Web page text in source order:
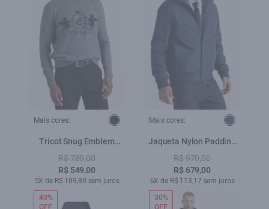
Mais cores:
Tricot Snug Emblem
Sweater Cinza Medio
R$ 789,00
R$ 549,00
5X de R$ 109,80 sem juros
Mais cores:
Jaqueta Nylon Padding
Sport Dark Navy
R$ 970,00
R$ 679,00
6X de R$ 113,17 sem juros
40%
OFF
30%
OFF